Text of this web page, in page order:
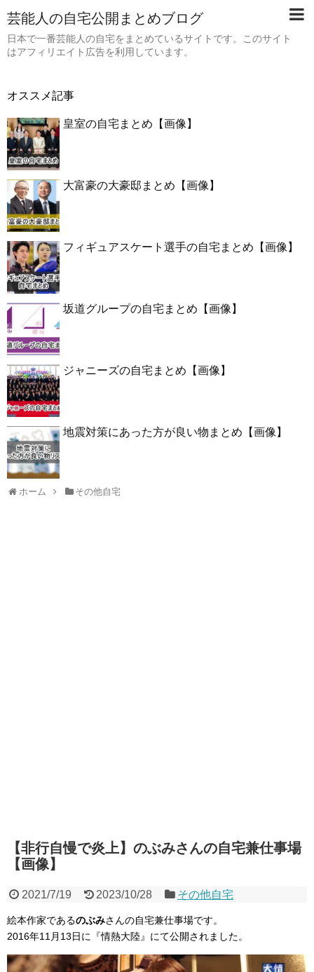
芸能人の自宅公開まとめブログ
日本で一番芸能人の自宅をまとめているサイトです。このサイト
はアフィリエイト広告を利用しています。
オススメ記事
皇室の自宅まとめ【画像】
大富豪の大豪邸まとめ【画像】
フィギュアスケート選手の自宅まとめ【画像】
坂道グループの自宅まとめ【画像】
ジャニーズの自宅まとめ【画像】
地震対策にあった方が良い物まとめ【画像】
ホーム その他自宅
【非行自慢で炎上】のぶみさんの自宅兼仕事場
【画像】
2021/7/19 2023/10/28 その他自宅
絵本作家であるのぶみさんの自宅兼仕事場です。
2016年11月13日に『情熱大陸』にて公開されました。